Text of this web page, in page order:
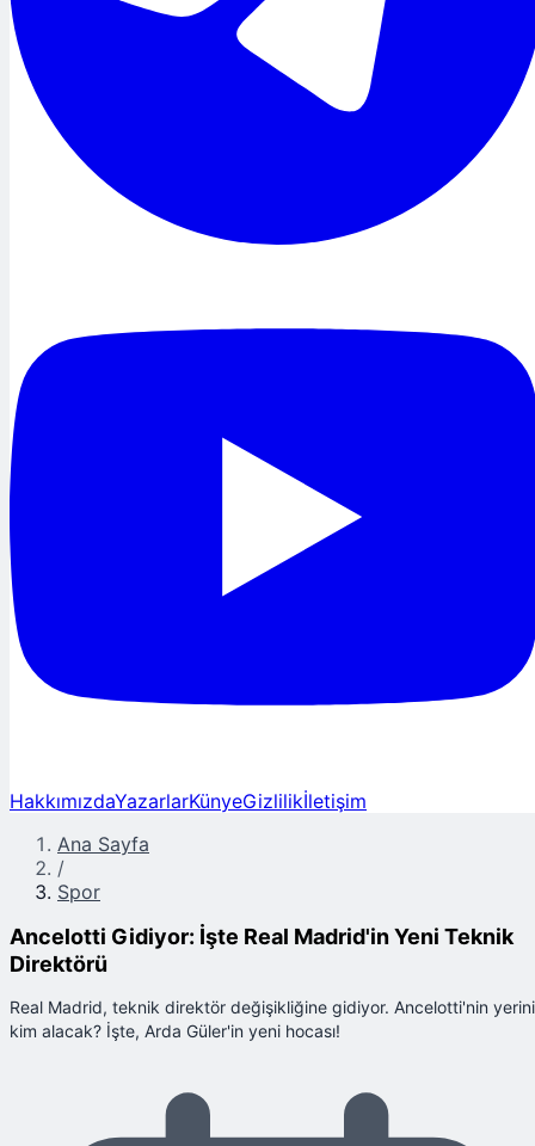
HakkımızdaYazarlarKünyeGizlilikİletişim
Ana Sayfa
/
Spor
Ancelotti Gidiyor: İşte Real Madrid'in Yeni Teknik
Direktörü
Real Madrid, teknik direktör değişikliğine gidiyor. Ancelotti'nin yerini
kim alacak? İşte, Arda Güler'in yeni hocası!